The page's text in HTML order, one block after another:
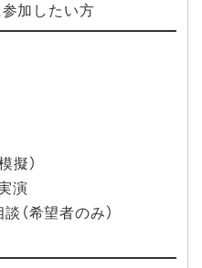
加したい方
擬）
演
（希望者のみ）